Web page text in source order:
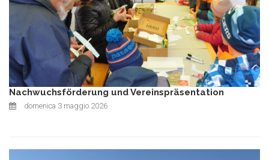
Nachwuchsförderung und Vereinspräsentation
domenica 3 maggio 2026